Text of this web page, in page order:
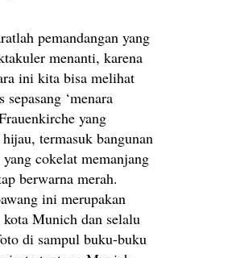
pemandangan yang
menanti, karena
ini kita bisa melihat
sepasang ‘menara
yang
termasuk bangunan
yang cokelat memanjang
berwarna merah.
ini merupakan
Munich dan selalu
di sampul buku-buku